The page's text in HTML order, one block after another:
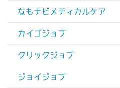
なもナビメディカルケア
カイゴジョブ
クリックジョブ
ジョイジョブ